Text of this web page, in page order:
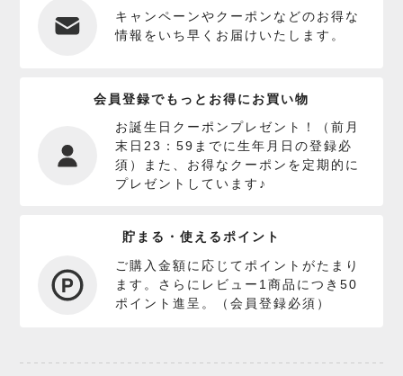
キャンペーンやクーポンなどのお得な
情報をいち早くお届けいたします。
会員登録でもっとお得にお買い物
お誕生日クーポンプレゼント！（前月
末日23：59までに生年月日の登録必
須）また、お得なクーポンを定期的に
プレゼントしています♪
貯まる・使えるポイント
ご購入金額に応じてポイントがたまり
ます。さらにレビュー1商品につき50
ポイント進呈。（会員登録必須）